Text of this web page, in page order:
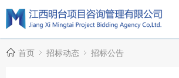
首页 招标动态 招标公告